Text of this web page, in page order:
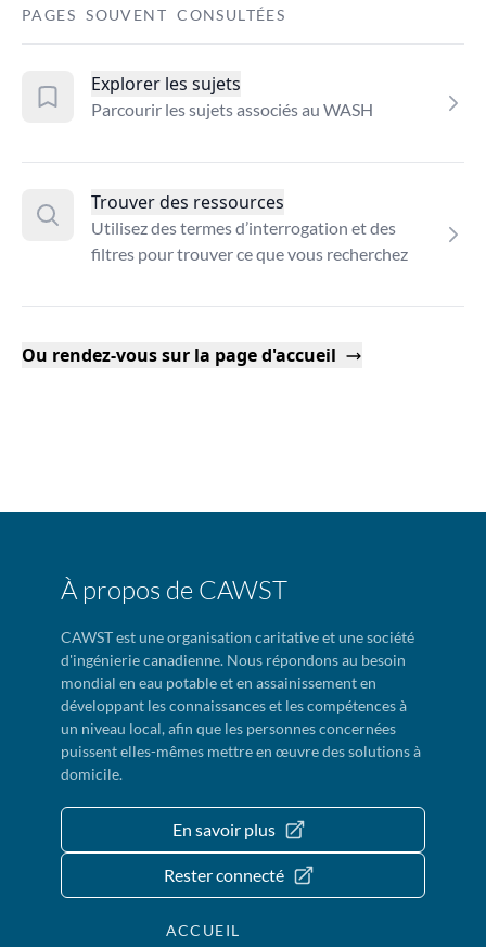
PAGES SOUVENT CONSULTÉES
Explorer les sujets
Parcourir les sujets associés au WASH
Trouver des ressources
Utilisez des termes d’interrogation et des
filtres pour trouver ce que vous recherchez
Ou rendez-vous sur la page d'accueil
À propos de CAWST
CAWST est une organisation caritative et une société
d'ingénierie canadienne. Nous répondons au besoin
mondial en eau potable et en assainissement en
développant les connaissances et les compétences à
un niveau local, afin que les personnes concernées
puissent elles-mêmes mettre en œuvre des solutions à
domicile.
En savoir plus
Rester connecté
ACCUEIL